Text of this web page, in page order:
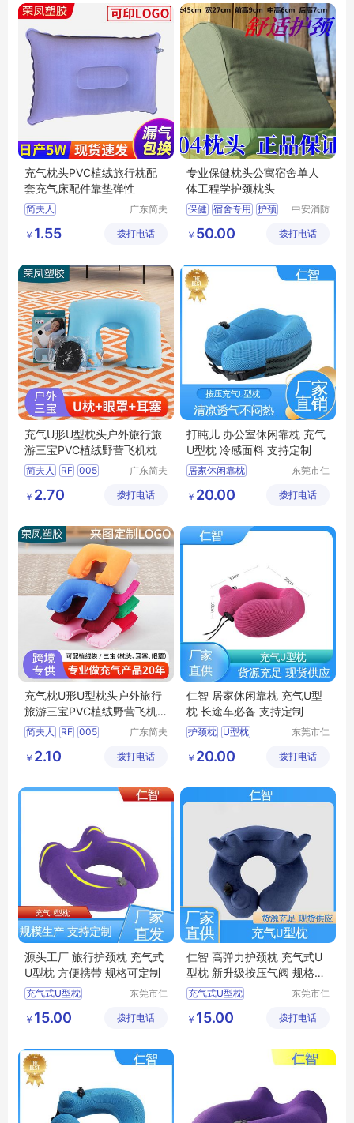
充气枕头PVC植绒旅行枕配
套充气床配件靠垫弹性
简夫人
广东简夫
限公司
￥ 1.55 拨打电话
专业保健枕头公寓宿舍单人
体工程学护颈枕头
保健 宿舍专用 护颈
中安消防
东）有限
￥ 50.00 拨打电话
充气U形U型枕头户外旅行旅
游三宝PVC植绒野营飞机枕
简夫人 RF 005
广东简夫
限公司
￥ 2.70 拨打电话
打盹儿 办公室休闲靠枕 充气
U型枕 冷感面料 支持定制
居家休闲靠枕
透气型U型枕
东莞市仁
技有限公
￥ 20.00 拨打电话
充气枕U形U型枕头户外旅行
旅游三宝PVC植绒野营飞机
枕
简夫人 RF 005
广东简夫
限公司
￥ 2.10 拨打电话
仁智 居家休闲靠枕 充气U型
枕 长途车必备 支持定制
护颈枕 U型枕
办公室休闲靠枕
东莞市仁
技有限公
￥ 20.00 拨打电话
源头工厂 旅行护颈枕 充气式
U型枕 方便携带 规格可定制
充气式U型枕
旅行乘车护颈枕
充气U型枕生产厂家
东莞市仁
技有限公
￥ 15.00 拨打电话
仁智 高弹力护颈枕 充气式U
型枕 新升级按压气阀 规格可
定制
充气式U型枕
充气U型枕生产
东莞市仁
技有限公
￥ 15.00 拨打电话